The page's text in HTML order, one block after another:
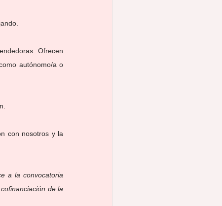
Ofrecen
autónomo/a o
con nosotros y la
a la convocatoria
de la